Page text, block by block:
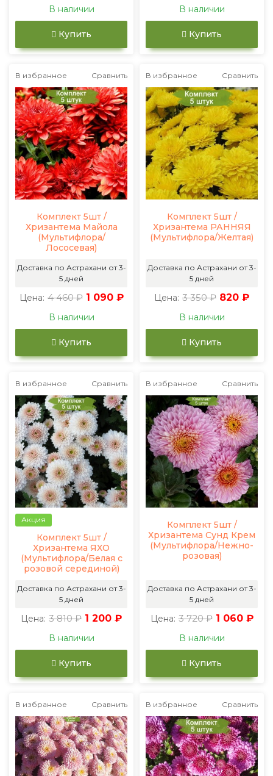
В наличии
Купить
В наличии
Купить
В избранное Сравнить
Комплект 5шт /
Хризантема Майола
(Мультифлора/
Лососевая)
Доставка по Астрахани от 3-
5 дней
Цена: 4 460 ₽ 1 090 ₽
В наличии
Купить
В избранное Сравнить
Комплект 5шт /
Хризантема РАННЯЯ
(Мультифлора/Желтая)
Доставка по Астрахани от 3-
5 дней
Цена: 3 350 ₽ 820 ₽
В наличии
Купить
В избранное Сравнить
Акция
Комплект 5шт /
Хризантема ЯХО
(Мультифлора/Белая с
розовой серединой)
Доставка по Астрахани от 3-
5 дней
Цена: 3 810 ₽ 1 200 ₽
В наличии
Купить
В избранное Сравнить
Комплект 5шт /
Хризантема Сунд Крем
(Мультифлора/Нежно-
розовая)
Доставка по Астрахани от 3-
5 дней
Цена: 3 720 ₽ 1 060 ₽
В наличии
Купить
В избранное Сравнить В избранное Сравнить